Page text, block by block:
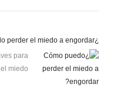
¿Cómo puedo perder el miedo a engordar?
para
miedo…